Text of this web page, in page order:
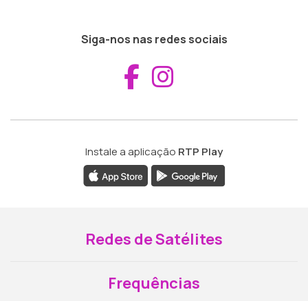
Siga-nos nas redes sociais
Aceder ao
Instale a aplicação RTP Play
Redes de Satélites
Frequências